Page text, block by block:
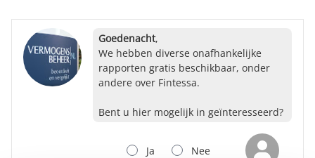
Goedenacht,
We hebben diverse onafhankelijke
rapporten gratis beschikbaar, onder
andere over Fintessa.
Bent u hier mogelijk in geïnteresseerd?
Nee
Ja